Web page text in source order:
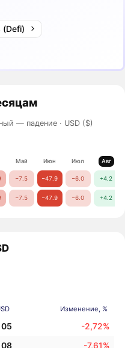
(Defi)
— падение · USD ($)
Май Июн Июл Авг
−7.5 −47.9 −6.0 +4.2
−7.5 −47.9 −6.0 +4.2
Изменение, %
-2,72%
-7,61%